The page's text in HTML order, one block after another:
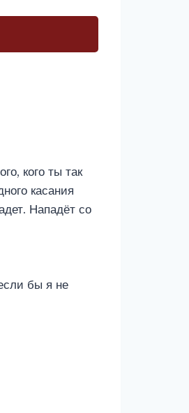
кого ты так
касания
Нападёт со
бы я не